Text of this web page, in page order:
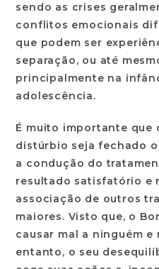
sendo as crises
conflitos emocionais
que podem ser
separação, ou até
principalmente na
adolescência.
É muito importante que
distúrbio seja fechado
a condução do
resultado satisfatório e
associação de outros
maiores. Visto que, o
causar mal a ninguém e
entanto, o seu